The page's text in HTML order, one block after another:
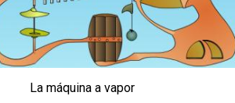
La máquina a vapor